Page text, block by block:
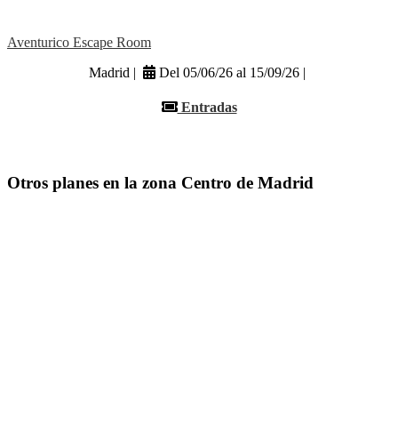
Aventurico Escape Room
Madrid |
Del 05/06/26 al 15/09/26 |
Entradas
Otros planes en la zona Centro de Madrid